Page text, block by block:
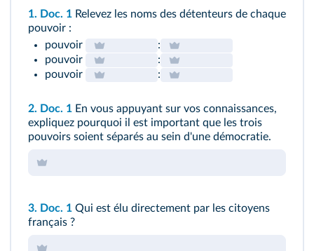
1. Doc. 1 Relevez les noms des détenteurs de chaque
pouvoir :
pouvoir
:
pouvoir
:
pouvoir
:
2. Doc. 1 En vous appuyant sur vos connaissances,
expliquez pourquoi il est important que les trois
pouvoirs soient séparés au sein d'une démocratie.
3. Doc. 1 Qui est élu directement par les citoyens
français ?